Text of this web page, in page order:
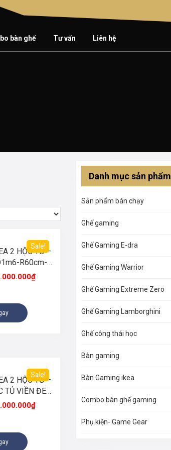
bàn ghế Tư vấn Liên hệ
Sale!
2 HỘC TỦ –
R60cm-
₫
Sale!
2 HỘC TỦ –
TỦ VIỀN ĐEN
C75cm)
₫
Danh mục sản phẩm
Sản phẩm bán chạy
Ghế gaming
Ghế Gaming E-dra
Ghế Gaming Warrior
Ghế Gaming Extreme Zero
Ghế Gaming Lamborghini
Ghế công thái học
Bàn gaming
Bàn Gaming ikea
Combo bàn ghế gaming
Phụ kiện- Game Gear